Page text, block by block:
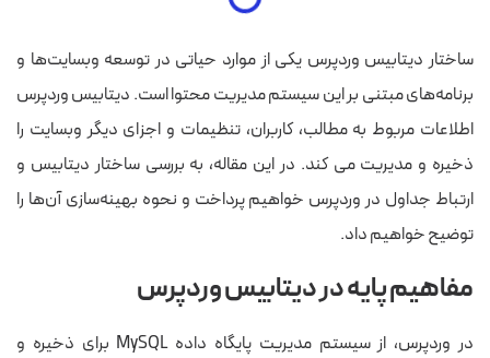
ساختار دیتابیس وردپرس یکی از موارد حیاتی در توسعه وبسایت‌ها و
برنامه‌های مبتنی بر این سیستم مدیریت محتوا است. دیتابیس وردپرس
اطلاعات مربوط به مطالب، کاربران، تنظیمات و اجزای دیگر وبسایت را
ذخیره و مدیریت می کند. در این مقاله، به بررسی ساختار دیتابیس و
ارتباط جداول در وردپرس خواهیم پرداخت و نحوه بهینه‌سازی آن‌ها را
توضیح خواهیم داد.
مفاهیم پایه در دیتابیس وردپرس
در وردپرس، از سیستم مدیریت پایگاه داده MySQL برای ذخیره و